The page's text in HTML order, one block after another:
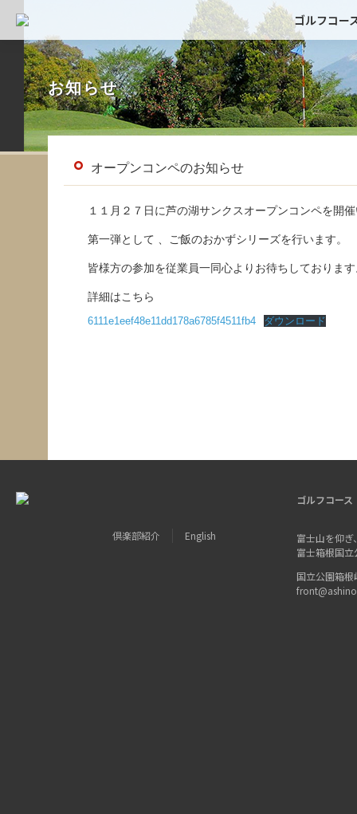
ゴルフコー
お知らせ
オープンコンペのお知らせ
１１月２７日に芦の湖サンクスオープンコンペを開
第一弾として 、ご飯のおかずシリーズを行います。
皆様方の参加を従業員一同心よりお待ちしておりま
詳細はこちら
6111e1eef48e11dd178a6785f4511fb4 ダウンロード
倶楽部紹介 English
ゴルフコース
富士山を仰
富士箱根国
国立公園箱